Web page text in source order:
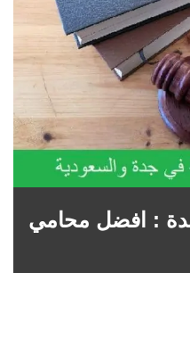
: افضل محامي